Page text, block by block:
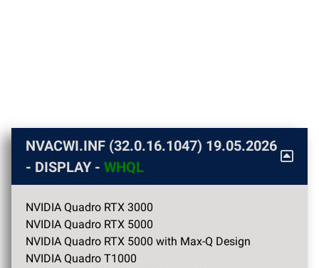
NVACWI.INF (32.0.16.1047) 19.05.2026
- DISPLAY - WHQL
NVIDIA Quadro RTX 3000
NVIDIA Quadro RTX 5000
NVIDIA Quadro RTX 5000 with Max-Q Design
NVIDIA Quadro T1000